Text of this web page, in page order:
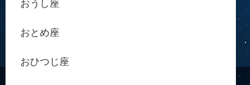
おうし座
おとめ座
おひつじ座